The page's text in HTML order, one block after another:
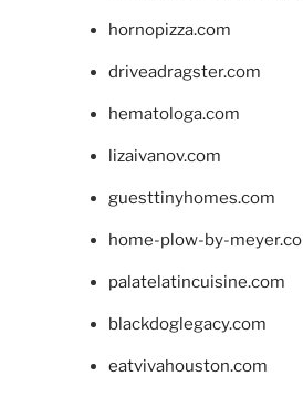
hornopizza.com
driveadragster.com
hematologa.com
lizaivanov.com
guesttinyhomes.com
home-plow-by-
palatelatincuisine.com
blackdoglegacy.com
eatvivahouston.com